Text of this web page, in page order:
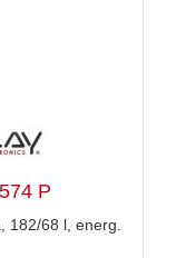
P
182/68 l, energ.